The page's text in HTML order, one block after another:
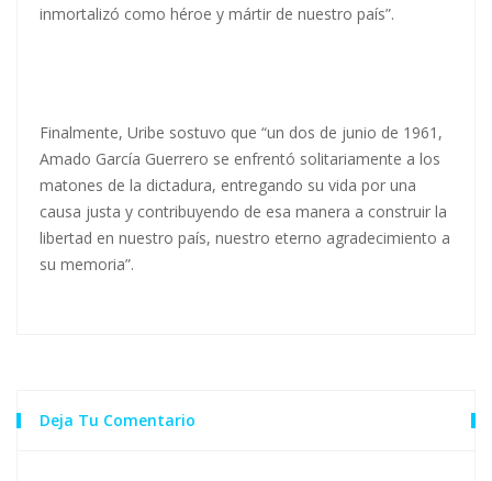
inmortalizó como héroe y mártir de nuestro país”.
Finalmente, Uribe sostuvo que “un dos de junio de 1961,
Amado García Guerrero se enfrentó solitariamente a los
matones de la dictadura, entregando su vida por una
causa justa y contribuyendo de esa manera a construir la
libertad en nuestro país, nuestro eterno agradecimiento a
su memoria”.
Deja Tu Comentario